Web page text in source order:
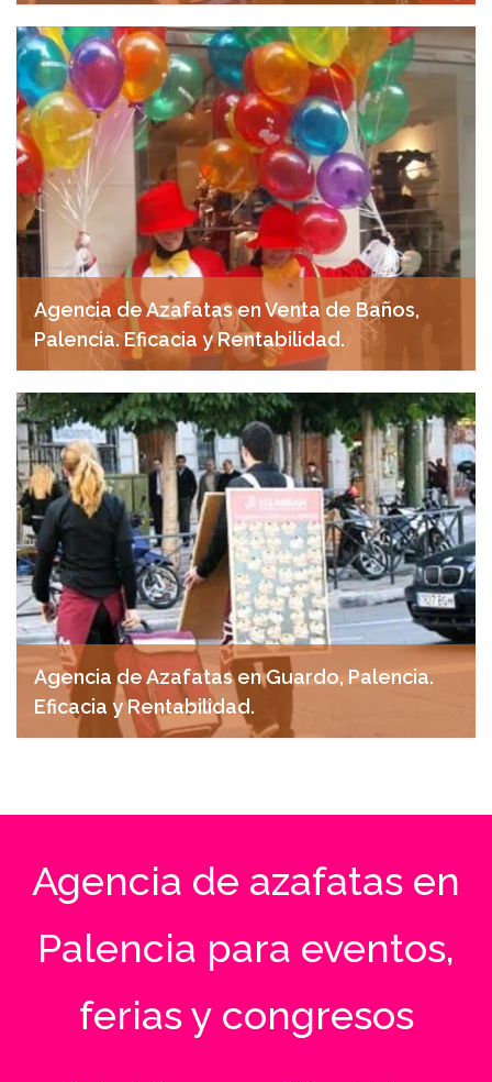
marzo 28, 2025
Agencia de Azafatas en Venta de Baños,
Palencia. Eficacia y Rentabilidad.
marzo 27, 2025
Agencia de Azafatas en Guardo, Palencia.
Eficacia y Rentabilidad.
Agencia de azafatas en
Palencia para eventos,
ferias y congresos